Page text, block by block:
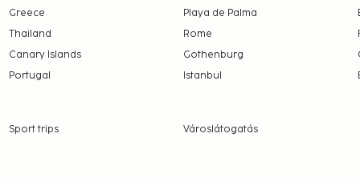
are subject to
the property using the
property.
Greece
Thailand
Canary Islands
Portugal
Playa de Palma
Rome
Gothenburg
Istanbul
Sport trips Városlátogatás